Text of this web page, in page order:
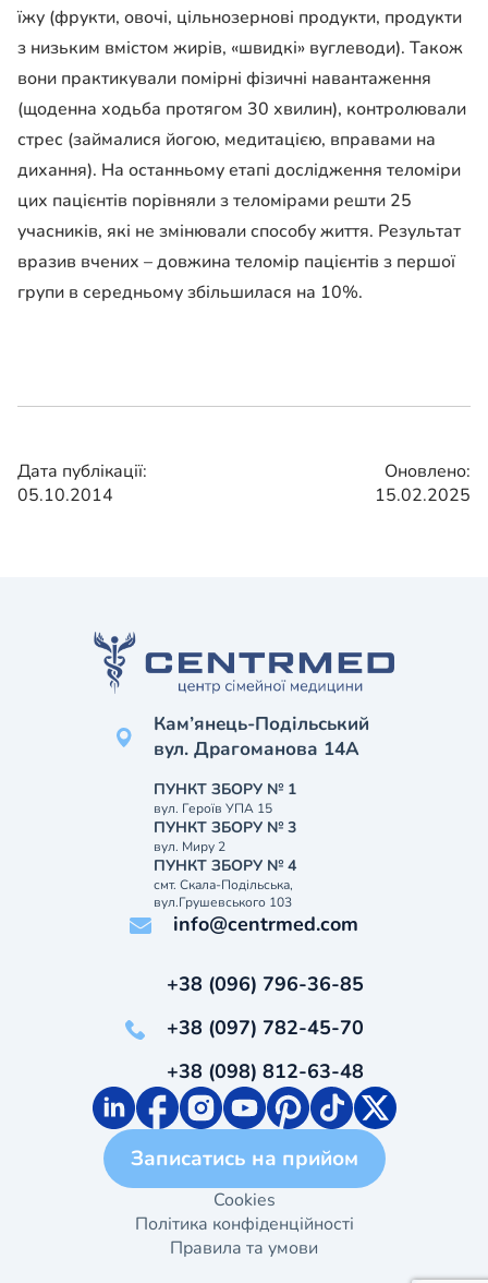
їжу (фрукти, овочі, цільнозернові продукти, продукти
з низьким вмістом жирів, «швидкі» вуглеводи). Також
вони практикували помірні фізичні навантаження
(щоденна ходьба протягом 30 хвилин), контролювали
стрес (займалися йогою, медитацією, вправами на
дихання). На останньому етапі дослідження теломіри
цих пацієнтів порівняли з теломірами решти 25
учасників, які не змінювали способу життя. Результат
вразив вчених – довжина теломір пацієнтів з першої
групи в середньому збільшилася на 10%.
Дата публікації:
05.10.2014
Оновлено:
15.02.2025
Кам’янець-Подільський
вул. Драгоманова 14А
ПУНКТ ЗБОРУ № 1
вул. Героїв УПА 15
ПУНКТ ЗБОРУ № 3
вул. Миру 2
ПУНКТ ЗБОРУ № 4
смт. Скала-Подільська,
вул.Грушевського 103
info@centrmed.com
+38 (096) 796-36-85
+38 (097) 782-45-70
+38 (098) 812-63-48
Записатись на прийом
Cookies
Політика конфіденційності
Правила та умови